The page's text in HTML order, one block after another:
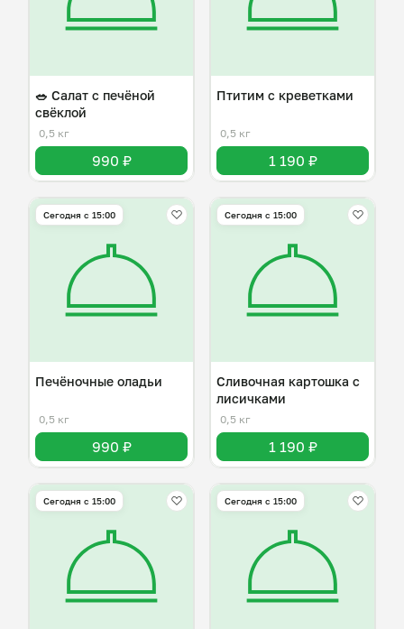
🥗 Салат с печёной
свёклой
0,5 кг
990 ₽
Птитим с креветками
0,5 кг
1 190 ₽
Сегодня с 15:00
Печёночные оладьи
0,5 кг
990 ₽
Сегодня с 15:00
Сливочная картошка с
лисичками
0,5 кг
1 190 ₽
Сегодня с 15:00 Сегодня с 15:00